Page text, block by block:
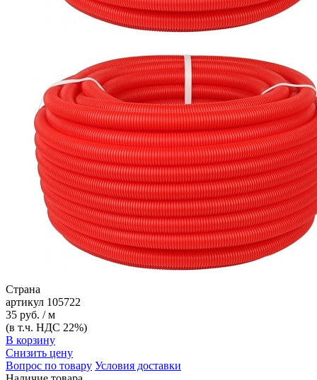
Страна
артикул 105722
35 руб. / м
(в т.ч. НДС 22%)
В корзину
Снизить цену
Вопрос по товару Условия доставки